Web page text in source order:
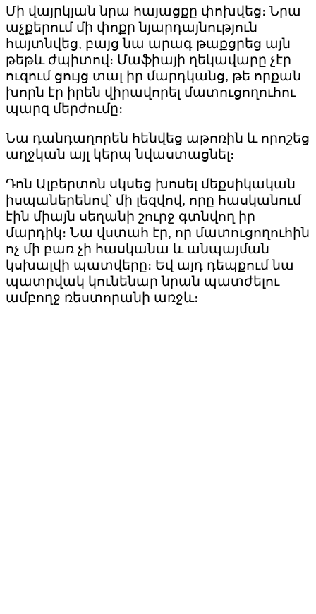
Մի վայրկյան նրա հայացքը փոխվեց։ Նրա
աչքերում մի փոքր նյարդայնություն
հայտնվեց, բայց նա արագ թաքցրեց այն
թեթև ժպիտով։ Մաֆիայի ղեկավարը չէր
ուզում ցույց տալ իր մարդկանց, թե որքան
խորն էր իրեն վիրավորել մատուցողուհու
պարզ մերժումը։
Նա դանդաղորեն հենվեց աթոռին և որոշեց
աղջկան այլ կերպ նվաստացնել։
Դոն Ալբերտոն սկսեց խոսել մեքսիկական
իսպաներենով՝ մի լեզվով, որը հասկանում
էին միայն սեղանի շուրջ գտնվող իր
մարդիկ։ Նա վստահ էր, որ մատուցողուհին
ոչ մի բառ չի հասկանա և անպայման
կսխալվի պատվերը։ Եվ այդ դեպքում նա
պատրվակ կունենար նրան պատժելու
ամբողջ ռեստորանի առջև։